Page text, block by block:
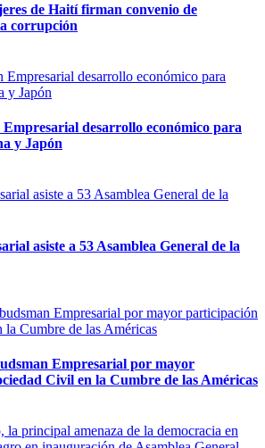
de Haití firman convenio de
corrupción
desarrollo económico para
y Japón
asiste a 53 Asamblea General de la
Empresarial por mayor
Civil en la Cumbre de las Américas